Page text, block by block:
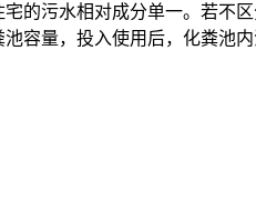
的污水相对成分单一。若不
容量，投入使用后，化粪池